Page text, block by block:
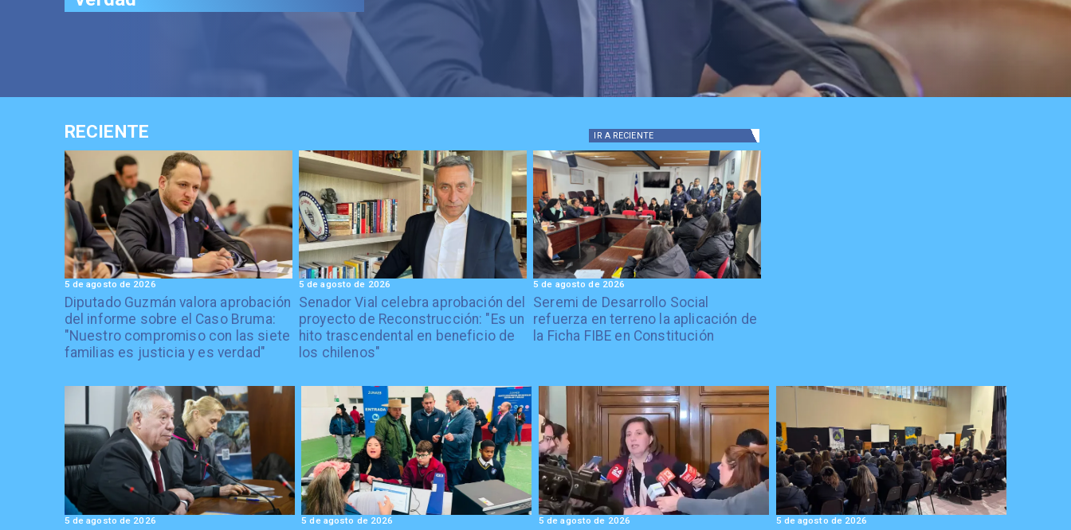
RECIENTE IR A RECIENTE
Diputado Guzmán valora aprobación
del informe sobre el Caso Bruma:
"Nuestro compromiso con las siete
familias es justicia y es verdad"
5 de agosto de 2026
Senador Vial celebra aprobación del
proyecto de Reconstrucción: "Es un
hito trascendental en beneficio de
los chilenos"
5 de agosto de 2026
Seremi de Desarrollo Social
refuerza en terreno la aplicación de
la Ficha FIBE en Constitución
5 de agosto de 2026
5 de agosto de 2026 5 de agosto de 2026 5 de agosto de 2026 5 de agosto de 2026